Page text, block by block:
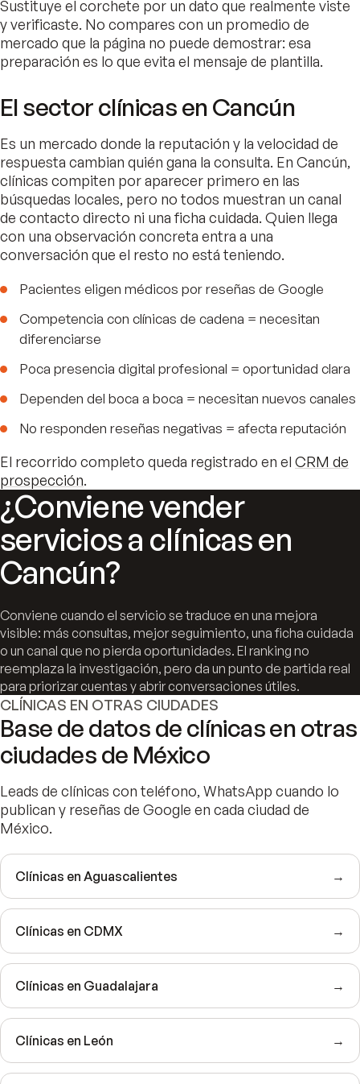
Sustituye el corchete por un dato que realmente viste
y verificaste. No compares con un promedio de
mercado que la página no puede demostrar: esa
preparación es lo que evita el mensaje de plantilla.
El sector clínicas en Cancún
Es un mercado donde la reputación y la velocidad de
respuesta cambian quién gana la consulta. En Cancún,
clínicas compiten por aparecer primero en las
búsquedas locales, pero no todos muestran un canal
de contacto directo ni una ficha cuidada. Quien llega
con una observación concreta entra a una
conversación que el resto no está teniendo.
Pacientes eligen médicos por reseñas de Google
Competencia con clínicas de cadena = necesitan
diferenciarse
Poca presencia digital profesional = oportunidad clara
Dependen del boca a boca = necesitan nuevos canales
No responden reseñas negativas = afecta reputación
El recorrido completo queda registrado en el CRM de
prospección.
¿Conviene vender
servicios a clínicas en
Cancún?
Conviene cuando el servicio se traduce en una mejora
visible: más consultas, mejor seguimiento, una ficha cuidada
o un canal que no pierda oportunidades. El ranking no
reemplaza la investigación, pero da un punto de partida real
para priorizar cuentas y abrir conversaciones útiles.
CLÍNICAS EN OTRAS CIUDADES
Base de datos de clínicas en otras
ciudades de México
Leads de clínicas con teléfono, WhatsApp cuando lo
publican y reseñas de Google en cada ciudad de
México.
Clínicas en Aguascalientes →
Clínicas en CDMX →
Clínicas en Guadalajara →
Clínicas en León →